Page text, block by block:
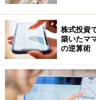
■村田製作所 <6981>
スマートフォン向けの
ています。通信モジュ
世界首位級で、次期
マホ以外にも、IoT（
大容量の次世代通信規
株式投資
築いたマ
の逆算術